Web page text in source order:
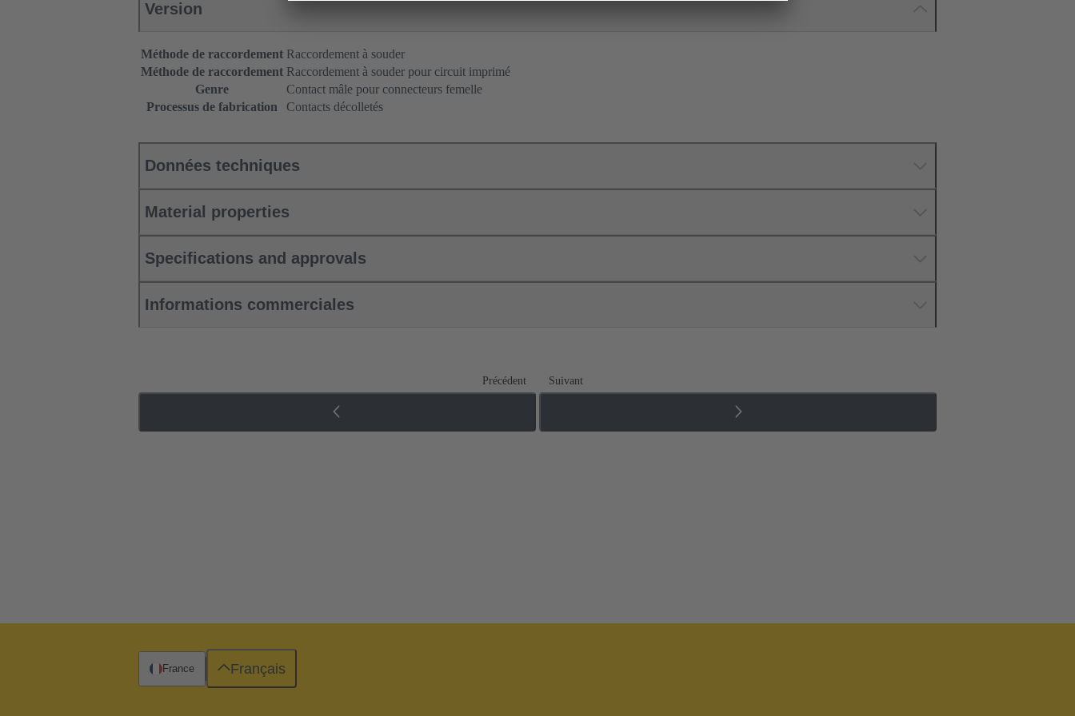
Version
Méthode de raccordement Raccordement à souder
Méthode de raccordement Raccordement à souder pour circuit imprimé
Genre
Contact mâle pour connecteurs femelle
Processus de fabrication
Contacts décolletés
Données techniques
Material properties
Specifications and approvals
Informations commerciales
Précédent Suivant
France Français